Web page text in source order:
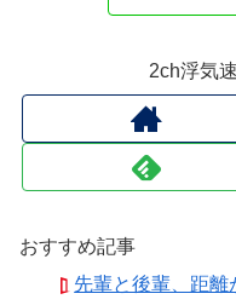
2ch浮気
おすすめ記事
先輩と後輩、距